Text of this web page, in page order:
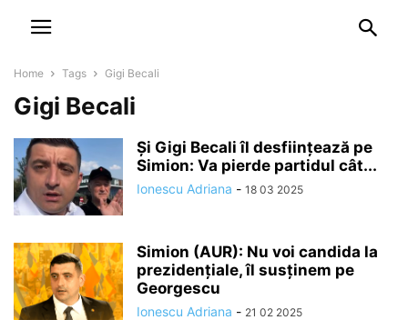
Home Tags Gigi Becali
Gigi Becali
Și Gigi Becali îl desființează pe
Simion: Va pierde partidul cât...
Ionescu Adriana - 18 03 2025
Simion (AUR): Nu voi candida la
prezidențiale, îl susținem pe
Georgescu
Ionescu Adriana - 21 02 2025